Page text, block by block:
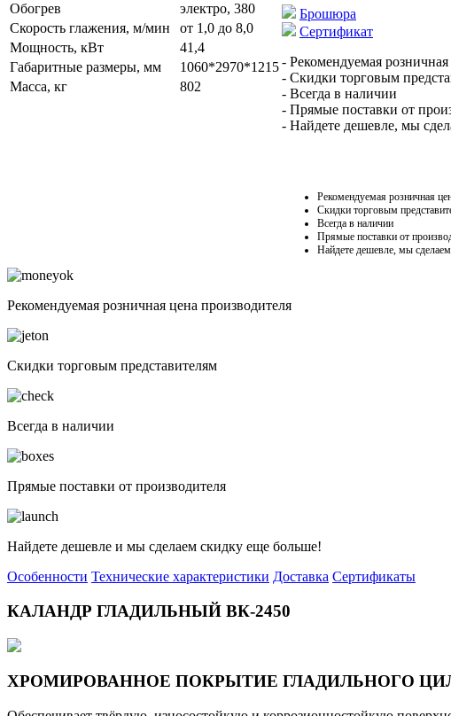
Обогрев
электро, 380
Скорость глажения, м/мин
от 1,0 до 8,0
Мощность, кВт
41,4
Габаритные размеры, мм
1060*2970*1215
Масса, кг
802
Брошюра
Сертификат
- Рекомендуемая
- Скидки торговым
- Всегда в наличии
- Прямые поставки от
- Найдете дешевле, мы
Рекомендуемая розничная
Скидки торговым
Всегда в наличии
Прямые поставки от
Найдете дешевле, мы
Рекомендуемая розничная цена производителя
Скидки торговым представителям
Всегда в наличии
Прямые поставки от производителя
Найдете дешевле и мы сделаем скидку еще больше!
Особенности Технические характеристики Доставка Сертификаты
КАЛАНДР ГЛАДИЛЬНЫЙ ВК-2450
ХРОМИРОВАННОЕ ПОКРЫТИЕ ГЛАДИЛЬНОГО